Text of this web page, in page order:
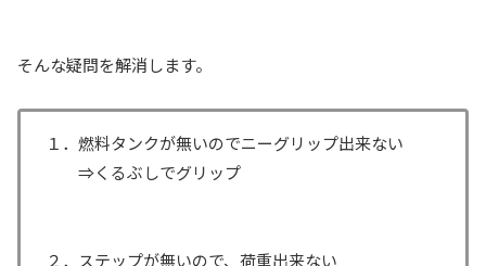
そんな疑問を解消します。
１．燃料タンクが無いのでニーグリップ出来ない
⇒くるぶしでグリップ
２．ステップが無いので、荷重出来ない